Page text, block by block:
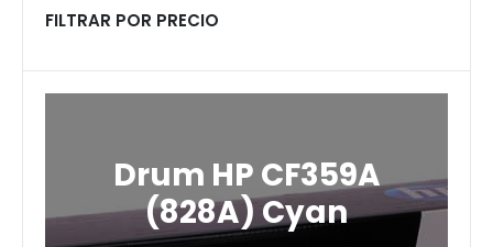
FILTRAR POR PRECIO
Drum HP CF359A
(828A) Cyan